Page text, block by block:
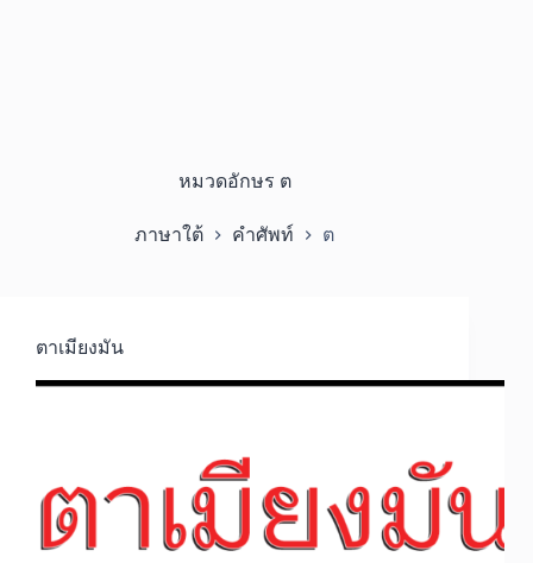
หมวดอักษร ต
ภาษาใต้ คำศัพท์ ต
ตาเมียงมัน